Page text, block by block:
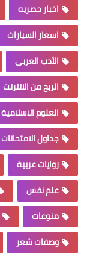
اخبار حصريه
اسعار السيارات
الأدب العربى
الربح من الانترنت
العلوم الاسلامية
جداول الامتحانات
روايات عربية
علم نفس
منوعات
وصفات شعر